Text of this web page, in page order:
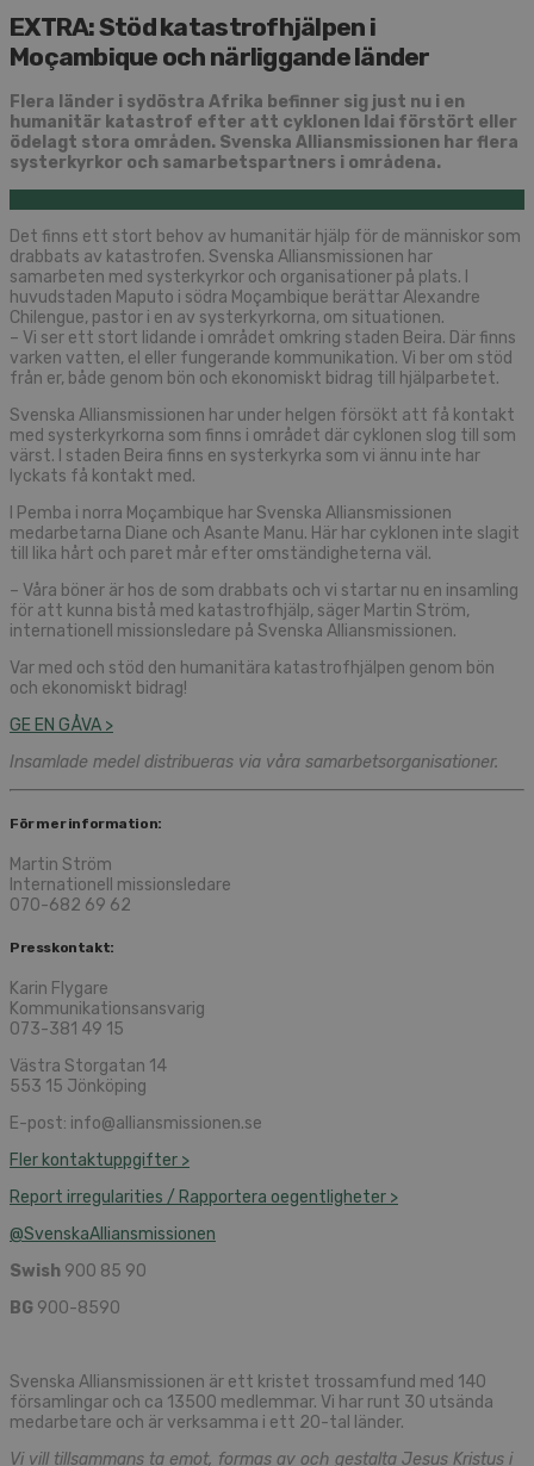
EXTRA: Stöd katastrofhjälpen i
Moçambique och närliggande länder
Flera länder i sydöstra Afrika befinner sig just nu i en
humanitär katastrof efter att cyklonen Idai förstört eller
ödelagt stora områden. Svenska Alliansmissionen har flera
systerkyrkor och samarbetspartners i områdena.
Det finns ett stort behov av humanitär hjälp för de människor som
drabbats av katastrofen. Svenska Alliansmissionen har
samarbeten med systerkyrkor och organisationer på plats. I
huvudstaden Maputo i södra Moçambique berättar Alexandre
Chilengue, pastor i en av systerkyrkorna, om situationen.
– Vi ser ett stort lidande i området omkring staden Beira. Där finns
varken vatten, el eller fungerande kommunikation. Vi ber om stöd
från er, både genom bön och ekonomiskt bidrag till hjälparbetet.
Svenska Alliansmissionen har under helgen försökt att få kontakt
med systerkyrkorna som finns i området där cyklonen slog till som
värst. I staden Beira finns en systerkyrka som vi ännu inte har
lyckats få kontakt med.
I Pemba i norra Moçambique har Svenska Alliansmissionen
medarbetarna Diane och Asante Manu. Här har cyklonen inte slagit
till lika hårt och paret mår efter omständigheterna väl.
– Våra böner är hos de som drabbats och vi startar nu en insamling
för att kunna bistå med katastrofhjälp, säger Martin Ström,
internationell missionsledare på Svenska Alliansmissionen.
Var med och stöd den humanitära katastrofhjälpen genom bön
och ekonomiskt bidrag!
GE EN GÅVA >
Insamlade medel distribueras via våra samarbetsorganisationer.
För mer information:
Martin Ström
Internationell missionsledare
070-682 69 62
Presskontakt:
Karin Flygare
Kommunikationsansvarig
073-381 49 15
Västra Storgatan 14
553 15 Jönköping
E-post: info@alliansmissionen.se
Fler kontaktuppgifter >
Report irregularities / Rapportera oegentligheter >
@SvenskaAlliansmissionen
Swish 900 85 90
BG 900-8590
Svenska Alliansmissionen är ett kristet trossamfund med 140
församlingar och ca 13500 medlemmar. Vi har runt 30 utsända
medarbetare och är verksamma i ett 20-tal länder.
Vi vill tillsammans ta emot, formas av och gestalta Jesus Kristus i